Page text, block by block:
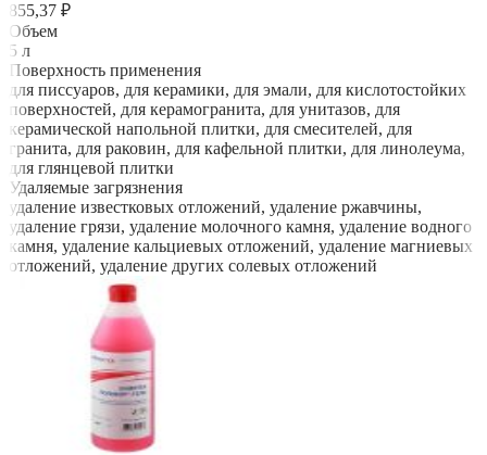
855,37 ₽
Объем
5 л
Поверхность применения
для писсуаров, для керамики, для эмали, для кислотостойких
поверхностей, для керамогранита, для унитазов, для
керамической напольной плитки, для смесителей, для
гранита, для раковин, для кафельной плитки, для линолеума,
для глянцевой плитки
Удаляемые загрязнения
удаление известковых отложений, удаление ржавчины,
удаление грязи, удаление молочного камня, удаление водного
камня, удаление кальциевых отложений, удаление магниевых
отложений, удаление других солевых отложений